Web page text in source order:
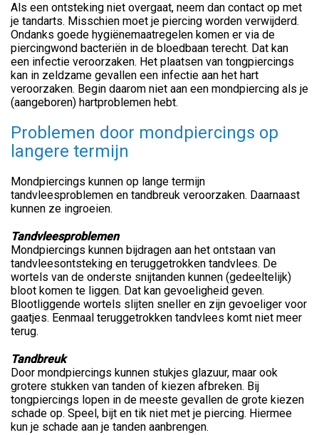
Als een ontsteking niet overgaat, neem dan contact op met
je tandarts. Misschien moet je piercing worden verwijderd.
Ondanks goede hygiënemaatregelen komen er via de
piercingwond bacteriën in de bloedbaan terecht. Dat kan
een infectie veroorzaken. Het plaatsen van tongpiercings
kan in zeldzame gevallen een infectie aan het hart
veroorzaken. Begin daarom niet aan een mondpiercing als je
(aangeboren) hartproblemen hebt.
Problemen door mondpiercings op
langere termijn
Mondpiercings kunnen op lange termijn
tandvleesproblemen en tandbreuk veroorzaken. Daarnaast
kunnen ze ingroeien.
Tandvleesproblemen
Mondpiercings kunnen bijdragen aan het ontstaan van
tandvleesontsteking en teruggetrokken tandvlees. De
wortels van de onderste snijtanden kunnen (gedeeltelijk)
bloot komen te liggen. Dat kan gevoeligheid geven.
Blootliggende wortels slijten sneller en zijn gevoeliger voor
gaatjes. Eenmaal teruggetrokken tandvlees komt niet meer
terug.
Tandbreuk
Door mondpiercings kunnen stukjes glazuur, maar ook
grotere stukken van tanden of kiezen afbreken. Bij
tongpiercings lopen in de meeste gevallen de grote kiezen
schade op. Speel, bijt en tik niet met je piercing. Hiermee
kun je schade aan je tanden aanbrengen.